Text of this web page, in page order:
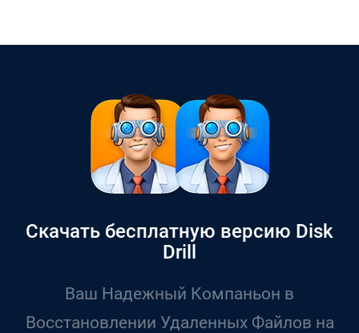
Скачать бесплатную версию Disk
Drill
Ваш Надежный Компаньон в
Восстановлении Удаленных Файлов на